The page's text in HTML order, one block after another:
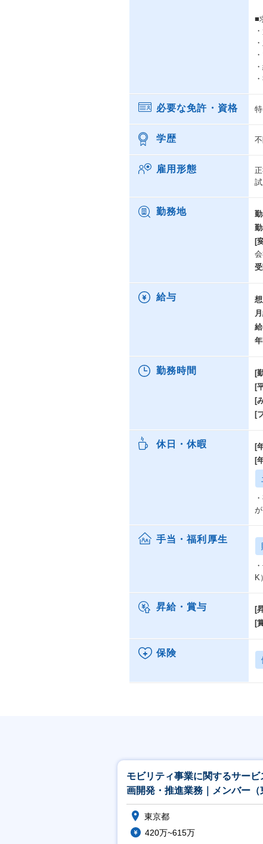
■
必要な免許・資格
学歴
雇用形態
勤務地
[
給与
勤務時間 [
[
[
[
休日・休暇 [
[
手当・福利厚生
K
昇給・賞与 [
[
保険
モビリティ事業に関するサービ
画開発・推進業務｜メンバー（
京）
東京都
420万~615万